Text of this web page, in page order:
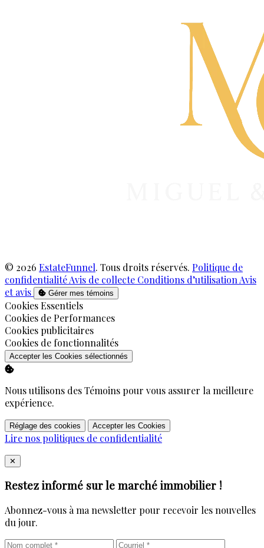
© 2026 EstateFunnel. Tous droits réservés. Politique de
confidentialitéAvis de collecte Conditions d’utilisation Avis
et avis
Gérer mes témoins
Activer
Cookies Essentiels
Activer
Cookies de Performances
Activer
Cookies publicitaires
Activer
Cookies de fonctionnalités
Accepter les Cookies sélectionnés
Nous utilisons des Témoins pour vous assurer la meilleure
expérience.
Réglage des cookies Accepter les Cookies
Lire nos politiques de confidentialité
Close
✕
Restez informé sur le marché immobilier !
Abonnez-vous à ma newsletter pour recevoir les nouvelles
du jour.